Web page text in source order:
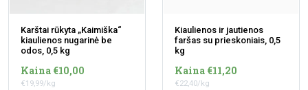
Karštai rūkyta „Kaimiška“
kiaulienos nugarinė be
odos, 0,5 kg
Kaina €10,00
€19,99/kg
Kiaulienos ir jautienos
faršas su prieskoniais, 0,5
kg
Kaina €11,20
€22,40/kg